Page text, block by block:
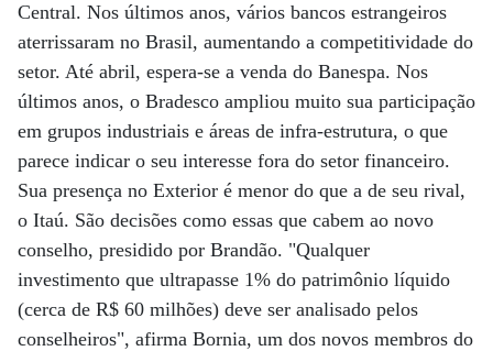
Central. Nos últimos anos, vários bancos estrangeiros
aterrissaram no Brasil, aumentando a competitividade do
setor. Até abril, espera-se a venda do Banespa. Nos
últimos anos, o Bradesco ampliou muito sua participação
em grupos industriais e áreas de infra-estrutura, o que
parece indicar o seu interesse fora do setor financeiro.
Sua presença no Exterior é menor do que a de seu rival,
o Itaú. São decisões como essas que cabem ao novo
conselho, presidido por Brandão. "Qualquer
investimento que ultrapasse 1% do patrimônio líquido
(cerca de R$ 60 milhões) deve ser analisado pelos
conselheiros", afirma Bornia, um dos novos membros do